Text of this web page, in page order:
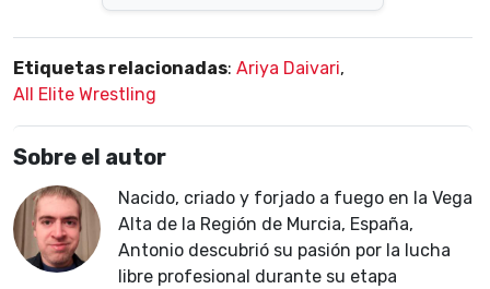
Etiquetas relacionadas: Ariya Daivari,
All Elite Wrestling
Sobre el autor
Nacido, criado y forjado a fuego en la Vega
Alta de la Región de Murcia, España,
Antonio descubrió su pasión por la lucha
libre profesional durante su etapa